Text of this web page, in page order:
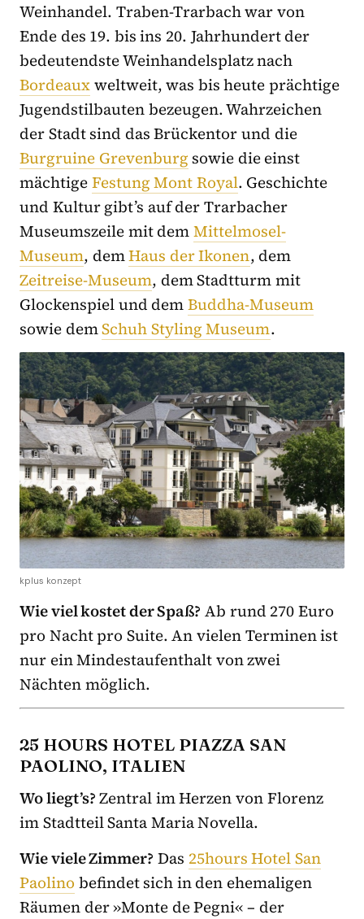
Weinhandel. Traben-Trarbach war von
Ende des 19. bis ins 20. Jahrhundert der
bedeutendste Weinhandelsplatz nach
Bordeauxweltweit, was bis heute prächtige
Jugendstilbauten bezeugen. Wahrzeichen
der Stadt sind das Brückentor und die
Burgruine Grevenburg sowie die einst
mächtigeFestung Mont Royal. Geschichte
und Kultur gibt’s auf der Trarbacher
Museumszeile mit demMittelmosel-
Museum, demHaus der Ikonen, dem
Zeitreise-Museum, dem Stadtturm mit
Glockenspiel und demBuddha-Museum
sowie demSchuh Styling Museum.
kplus konzept
Wie viel kostet der Spaß? Ab rund 270 Euro
pro Nacht pro Suite. An vielen Terminen ist
nur ein Mindestaufenthalt von zwei
Nächten möglich.
25 HOURS HOTEL PIAZZA SAN
PAOLINO, ITALIEN
Wo liegt’s?Zentral im Herzen von Florenz
im Stadtteil Santa Maria Novella.
Wie viele Zimmer? Das 25hours Hotel San
Paolino befindet sich in den ehemaligen
Räumen der »Monte de Pegni« – der